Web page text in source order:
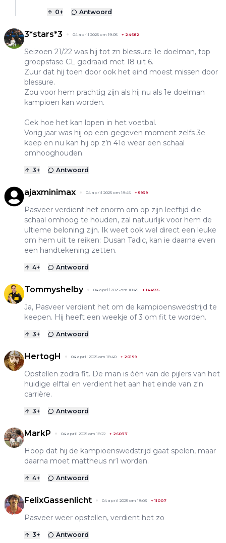
0+ Antwoord
3*stars*3 04 april 2025 om 19:05 + 24682
Seizoen 21/22 was hij tot zn blessure 1e doelman, top
groepsfase CL gedraaid met 18 uit 6.
Zuur dat hij toen door ook het eind moest missen door
blessure.
Zou voor hem prachtig zijn als hij nu als 1e doelman
kampioen kan worden.
Gek hoe het kan lopen in het voetbal.
Vorig jaar was hij op een gegeven moment zelfs 3e
keep en nu kan hij op z’n 41e weer een schaal
omhooghouden.
3+ Antwoord
ajaxminimax 04 april 2025 om 18:45 + 5939
Pasveer verdient het enorm om op zijn leeftijd die
schaal omhoog te houden, zal natuurlijk voor hem de
ultieme beloning zijn. Ik weet ook wel direct een leuke
om hem uit te reiken: Dusan Tadic, kan ie daarna even
een handtekening zetten.
4+ Antwoord
Tommyshelby 04 april 2025 om 18:45 +144555
Ja, Pasveer verdient het om de kampioenswedstrijd te
keepen. Hij heeft een weekje of 3 om fit te worden.
3+ Antwoord
HertogH 04 april 2025 om 18:40 + 20199
Opstellen zodra fit. De man is één van de pijlers van het
huidige elftal en verdient het aan het einde van z'n
carrière.
3+ Antwoord
MarkP 04 april 2025 om 18:22 + 26077
Hoop dat hij de kampioenswedstrijd gaat spelen, maar
daarna moet mattheus nr1 worden.
4+ Antwoord
FelixGassenlicht 04 april 2025 om 18:03 +11007
Pasveer weer opstellen, verdient het zo
3+ Antwoord